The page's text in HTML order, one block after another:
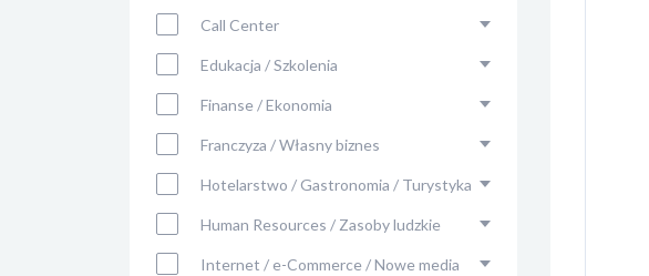
Call Center
Edukacja / Szkolenia
Finanse / Ekonomia
Franczyza / Własny biznes
Hotelarstwo / Gastronomia / Turystyka
Human Resources / Zasoby ludzkie
Internet / e-Commerce / Nowe media